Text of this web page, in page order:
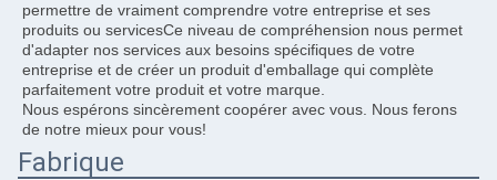
permettre de vraiment comprendre votre entreprise et ses
produits ou servicesCe niveau de compréhension nous permet
d'adapter nos services aux besoins spécifiques de votre
entreprise et de créer un produit d'emballage qui complète
parfaitement votre produit et votre marque.
Nous espérons sincèrement coopérer avec vous. Nous ferons
de notre mieux pour vous!
Fabrique